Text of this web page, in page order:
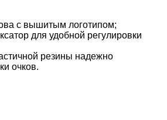
с вышитым логотипом;
для удобной регулировки
резины надежно
очков.